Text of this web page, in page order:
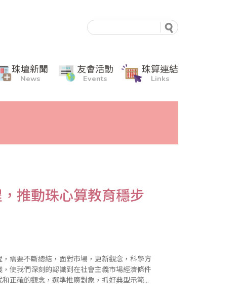
珠壇新聞
News
友會活動
Events
珠算連結
Links
推動珠心算教育穩步
需要不斷總結，面對市場，更新觀念，科學方
使我們深刻的認識到在社會主義市場經濟條件
正確的觀念，選準推廣對象，抓好典型示範，